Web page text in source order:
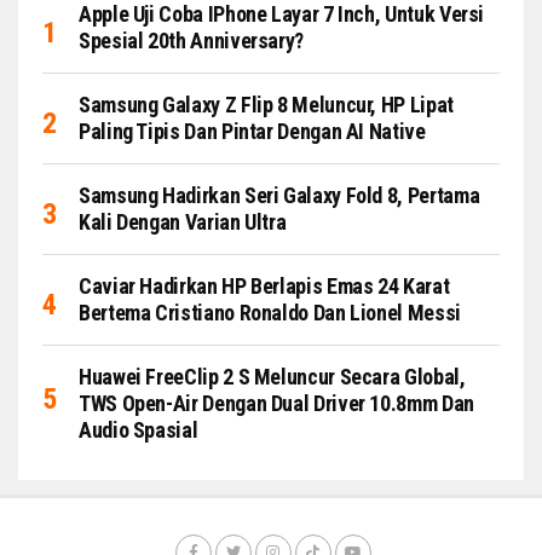
Apple Uji Coba IPhone Layar 7 Inch, Untuk Versi
Spesial 20th Anniversary?
Samsung Galaxy Z Flip 8 Meluncur, HP Lipat
Paling Tipis Dan Pintar Dengan AI Native
Samsung Hadirkan Seri Galaxy Fold 8, Pertama
Kali Dengan Varian Ultra
Caviar Hadirkan HP Berlapis Emas 24 Karat
Bertema Cristiano Ronaldo Dan Lionel Messi
Huawei FreeClip 2 S Meluncur Secara Global,
TWS Open-Air Dengan Dual Driver 10.8mm Dan
Audio Spasial